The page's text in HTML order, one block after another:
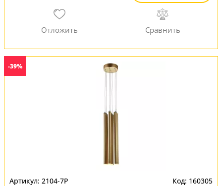
-39%
2104-7P 160305